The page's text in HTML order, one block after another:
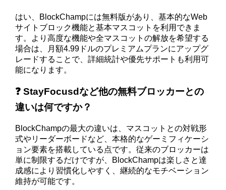
はい、BlockChampには無料版があり、基本的なWeb
サイトブロック機能と基本マスコットを利用できま
す。より高度な機能や全マスコットの解放を希望する
場合は、月額4.99ドルのプレミアムプランにアップグ
レードすることで、詳細統計や優先サポートも利用可
能になります。
❓ StayFocusdなど他の無料ブロッカーとの
違いは何ですか？
BlockChampの最大の違いは、マスコットとの対戦形
式やリーダーボードなど、本格的なゲーミフィケーシ
ョン要素を搭載している点です。従来のブロッカーは
単に制限するだけですが、BlockChampは楽しさと達
成感により習慣化しやすく、継続的なモチベーション
維持が可能です。